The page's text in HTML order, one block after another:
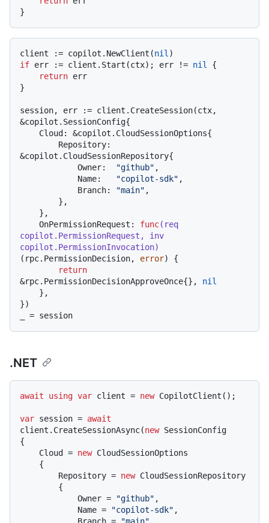
client := copilot.NewClient(nil
if err := client.Start(ctx); err != nil {
return err
}
session, err := client.CreateSession(ctx,
&copilot.SessionConfig{
&copilot.CloudSessionRepository{
            Owner:
"github" ,
            Name:
"copilot-sdk" ,
            Branch:
"main" ,
    OnPermissionRequest:
func(req
copilot.PermissionRequest, inv
copilot.PermissionInvocation)
(rpc.PermissionDecision, error) {
return
&rpc.PermissionDecisionApproveOnce{}, nil
})
.NET
await using var client = new CopilotClient();
var session = await
client.CreateSessionAsync(new SessionConfig
{
    Cloud =
new CloudSessionOptions
        Repository =
new CloudSessionRepository
            Owner =
"github" ,
            Name =
"copilot-sdk" ,